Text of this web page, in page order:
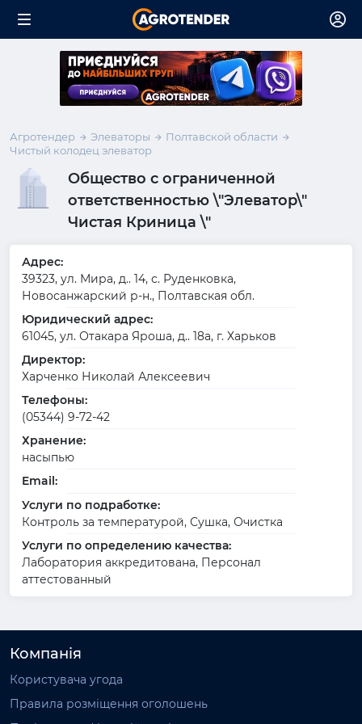
Агротендер Элеваторы
Полтавской области
Чистый колодец элеватор
Общество с ограниченной
ответственностью \"Элеватор\"
Чистая Криница \"
Адрес:
39323, ул. Мира, д.. 14, с. Руденковка,
Новосанжарский р-н., Полтавская обл.
Юридический адрес:
61045, ул. Отакара Яроша, д.. 18а, г. Харьков
Директор:
Харченко Николай Алексеевич
Телефоны:
(05344) 9-72-42
Хранение:
насыпью
Email:
Услуги по подработке:
Контроль за температурой, Сушка, Очистка
Услуги по определению качества:
Лаборатория аккредитована, Персонал
аттестованный
Компанія
Користувача угода
Правила розміщення оголошень